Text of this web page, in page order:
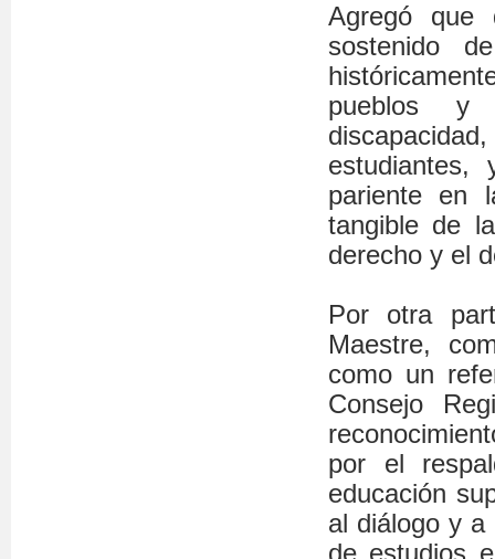
Agregó que
sostenido
pueblos y
pariente en
tangible de
derecho y el
Por otra
Maestre,
como un
Consejo
por el
educación
al diálogo y a
de estudios